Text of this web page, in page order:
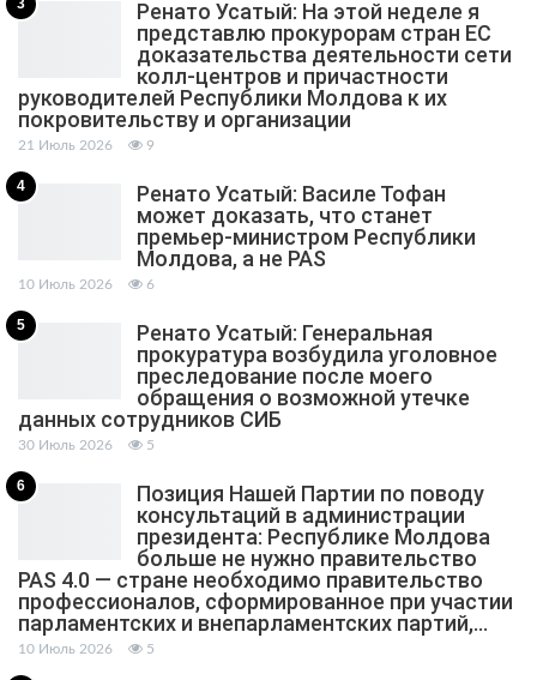
3
Ренато Усатый: На этой неделе я
представлю прокурорам стран ЕС
доказательства деятельности сети
колл-центров и причастности
руководителей Республики Молдова к их
покровительству и организации
21 Июль 2026 9
4
Ренато Усатый: Василе Тофан
может доказать, что станет
премьер-министром Республики
Молдова, а не PAS
10 Июль 2026 6
5
Ренато Усатый: Генеральная
прокуратура возбудила уголовное
преследование после моего
обращения о возможной утечке
данных сотрудников СИБ
30 Июль 2026 5
6
Позиция Нашей Партии по поводу
консультаций в администрации
президента: Республике Молдова
больше не нужно правительство
PAS 4.0 — стране необходимо правительство
профессионалов, сформированное при участии
парламентских и внепарламентских партий,…
10 Июль 2026 5